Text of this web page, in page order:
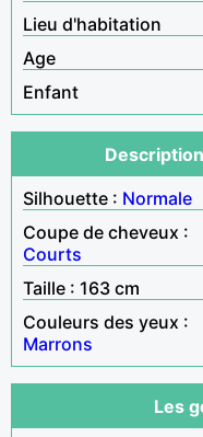
Lieu d'habitation
Age
Enfant
Silhouette : Normale
Coupe de cheveux :
Courts
Taille : 163 cm
Couleurs des yeux :
Marrons
Les